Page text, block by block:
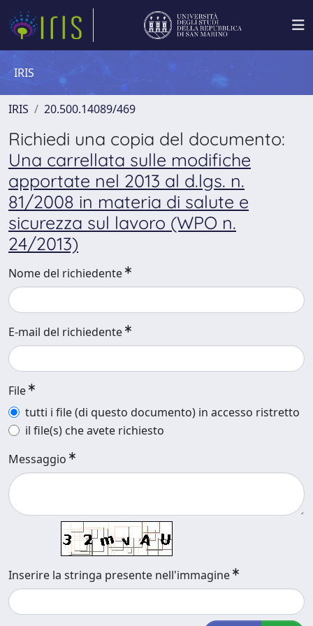
IRIS
IRIS 20.500.14089/469
Richiedi una copia del documento:
Una carrellata sulle modifiche
apportate nel 2013 al d.lgs. n.
81/2008 in materia di salute e
sicurezza sul lavoro (WPO n.
24/2013)
Nome del richiedente
E-mail del richiedente
File
tutti i file (di questo documento) in accesso ristretto
il file(s) che avete richiesto
Messaggio
Inserire la stringa presente nell'immagine